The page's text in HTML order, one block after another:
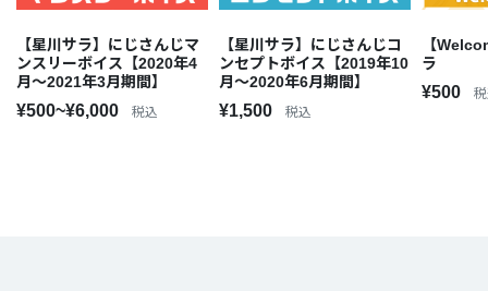
【星川サラ】にじさんじマ
ンスリーボイス【2020年4
月～2021年3月期間】
¥500~¥6,000 税込
【星川サラ】にじさんじコ
ンセプトボイス【2019年10
月～2020年6月期間】
¥1,500 税込
【
ラ
¥500